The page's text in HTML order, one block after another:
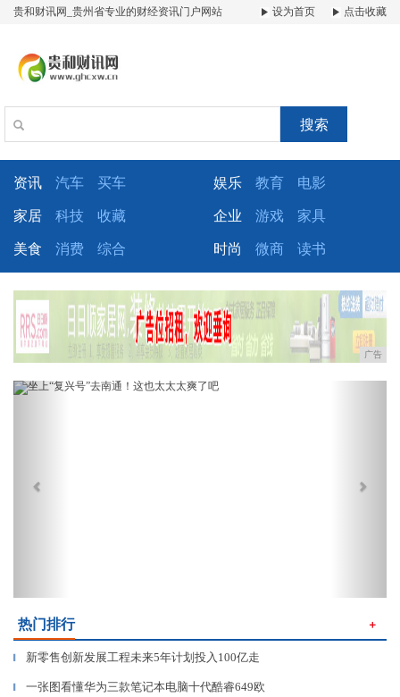
贵和财讯网_贵州省专业的财经资讯门户网站 设为首页 点击收藏
搜索
资讯 汽车 买车 娱乐 教育 电影
家居 科技 收藏 企业 游戏 家具
美食 消费 综合 时尚 微商 读书
广告
Previous
热门排行 ＋
▎ 新零售创新发展工程未来5年计划投入100亿走
▎ 一张图看懂华为三款笔记本电脑十代酷睿649欧